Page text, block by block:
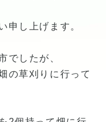
申し上げます。
でしたが、
の草刈りに行って